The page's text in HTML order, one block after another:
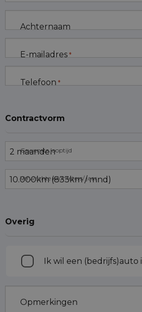
Achternaam
E-mailadres *
Telefoon *
Contractvorm
Gewenste looptijd
Verwachte kilometers/ jaar
Overig
Ik wil een (bedrijfs)auto
Opmerkingen